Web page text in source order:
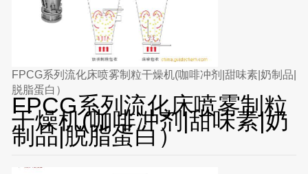
FPCG系列流化床喷雾制粒干燥机(咖啡冲剂|甜味素|奶制品|
脱脂蛋白）
FPCG系列流化床喷雾制粒
干燥机(咖啡冲剂|甜味素|奶
制品|脱脂蛋白）